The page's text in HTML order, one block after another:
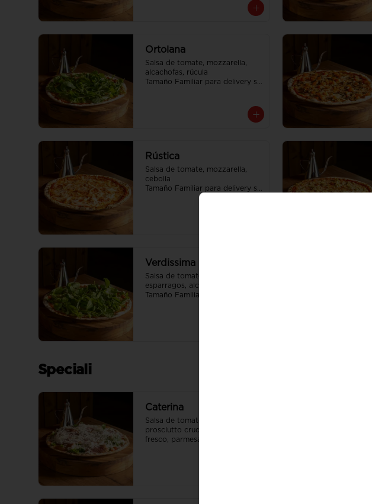
Ortolana
Salsa de tomate, mozzarella,
alcachofas, rúcula
Tamaño Familiar para delivery se
Rústica
Salsa de tomate, mozzarella,
cebolla
Tamaño Familiar para delivery se
envia en 2 cajas
Verdissima
Salsa de tomate, mozzarella,
esparragos, alcachofas, rúcula
Tamaño Familiar para delivery se
Speciali
Caterina
Salsa de tomate, mozzarella,
prosciutto crudo italiano, tomate
fresco, parmesano, rúcula